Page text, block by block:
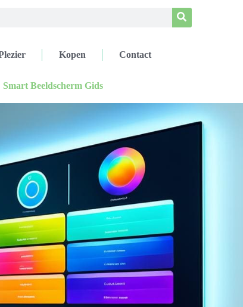
Kopen Contact
Smart Beeldscherm Gids